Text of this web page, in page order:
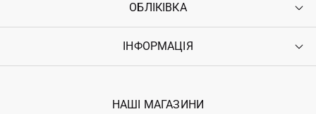
Контакти
Повернення
Гарантія
ОБЛІКІВКА
Увійти
Ostriv Club+
ІНФОРМАЦІЯ
Наші магазини
НАШІ МАГАЗИНИ